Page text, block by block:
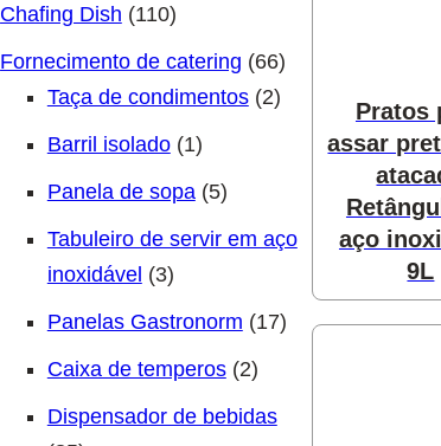
Chafing Dish 110110 produtos
Fornecimento de catering 6666 produtos
Taça de condimentos 22 produtos
Barril isolado 11 produto
Panela de sopa 55 produtos
Tabuleiro de servir em aço
inoxidável
33 produtos
Panelas Gastronorm 1717 produtos
Caixa de temperos 22 produtos
Dispensador de bebidas
Pratos
assar
aço
9L